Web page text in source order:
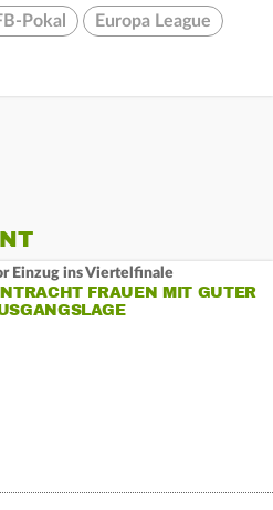
Pokal Europa League
Einzug ins Viertelfinale
FRAUEN MIT GUTER